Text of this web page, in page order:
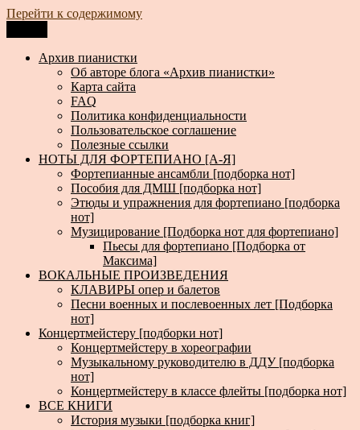
Перейти к содержимому
Архив пианистки
Всё для пианистов: ноты, книги, музыка, статьи…
Архив пианистки
Об авторе блога «Архив пианистки»
Карта сайта
FAQ
Политика конфиденциальности
Пользовательское соглашение
Полезные ссылки
НОТЫ ДЛЯ ФОРТЕПИАНО [А-Я]
Фортепианные ансамбли [подборка нот]
Пособия для ДМШ [подборка нот]
Этюды и упражнения для фортепиано [подборка
нот]
Музицирование [Подборка нот для фортепиано]
Пьесы для фортепиано [Подборка от
Максима]
ВОКАЛЬНЫЕ ПРОИЗВЕДЕНИЯ
КЛАВИРЫ опер и балетов
Песни военных и послевоенных лет [Подборка
нот]
Концертмейстеру [подборки нот]
Концертмейстеру в хореографии
Музыкальному руководителю в ДДУ [подборка
нот]
Концертмейстеру в классе флейты [подборка нот]
ВСЕ КНИГИ
История музыки [подборка книг]